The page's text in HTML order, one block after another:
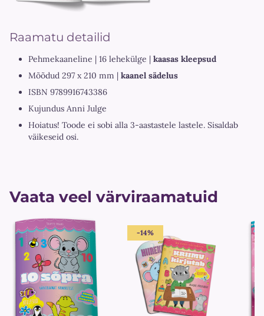
Raamatu detailid
Pehmekaaneline | 16 lehekülge | kaasas kleepsud
Mõõdud 297 x 210 mm | kaanel sädelus
ISBN 9789916743386
Kujundus Anni Julge
Hoiatus! Toode ei sobi alla 3-aastastele lastele. Sisaldab
väikeseid osi.
Vaata veel värviraamatuid
-14%